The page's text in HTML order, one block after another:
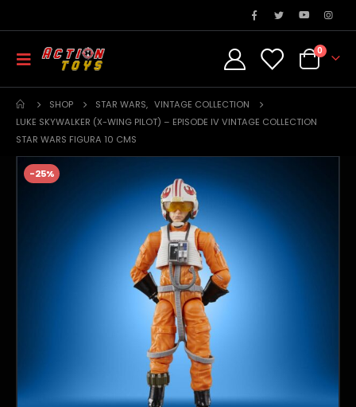
0
SHOP STAR WARS, VINTAGE COLLECTION
LUKE SKYWALKER (X-WING PILOT) – EPISODE IV VINTAGE COLLECTION
STAR WARS FIGURA 10 CMS
-25%